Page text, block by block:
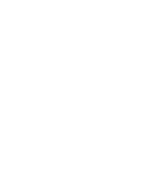
V našem
V
njih. V torek
vzgojiteljice
deklamacijo
narisala in
piknik na
skupin